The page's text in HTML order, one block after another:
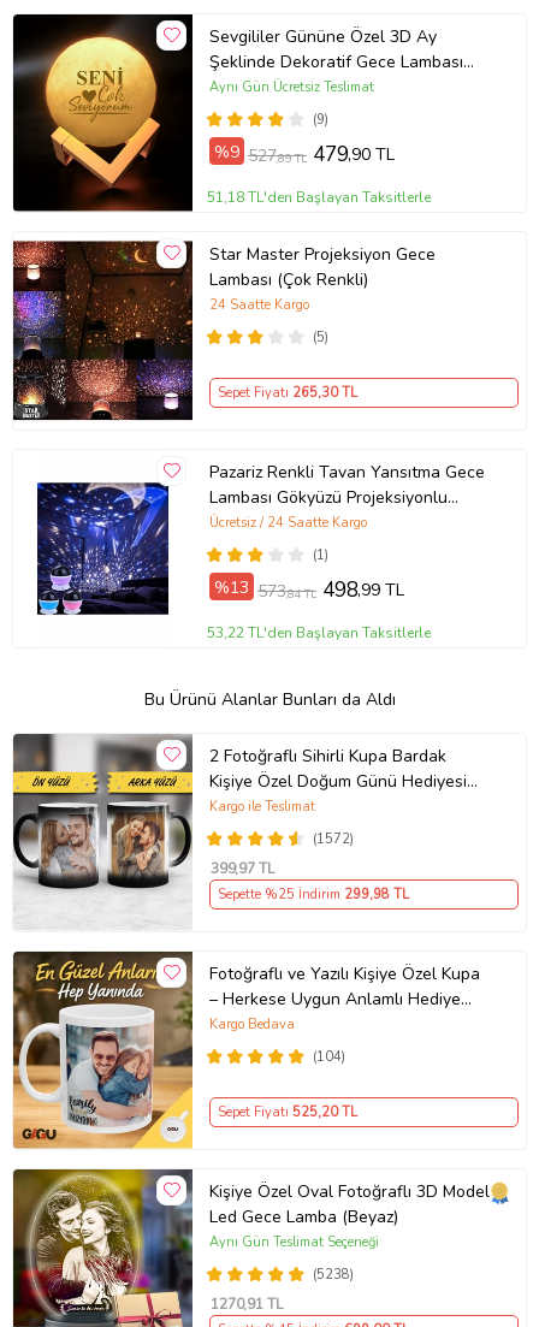
Sevgililer Gününe Özel 3D Ay
Şeklinde Dekoratif Gece Lambası
(Standlı) (Beyaz)
(9)
Aynı Gün Ücretsiz Teslimat
%9 527,89 TL 479,90 TL
51,18 TL'den Başlayan Taksitlerle
Star Master Projeksiyon Gece
Lambası (Çok Renkli)
(5)
24 Saatte Kargo
Sepet Fiyatı 265,30 TL
Pazariz Renkli Tavan Yansıtma Gece
Lambası Gökyüzü Projeksiyonlu
Dönen Küre (Mor)
(1)
Ücretsiz / 24 Saatte Kargo
%13 573,84 TL 498,99 TL
53,22 TL'den Başlayan Taksitlerle
Bu Ürünü Alanlar Bunları da Aldı
2 Fotoğraflı Sihirli Kupa Bardak
Kişiye Özel Doğum Günü Hediyesi
Sevgiliye Hediye Anneye Babaya
Ablaya Abiye Kız Erkek Kardeşe
Arkadaşa Resimli Günü Yıl Dönümü
Hediyesi
(1572)
Kargo ile Teslimat
399,97 TL
Sepette %25 İndirim 299,98 TL
Fotoğraflı ve Yazılı Kişiye Özel Kupa
– Herkese Uygun Anlamlı Hediye
Porselen Baskılı Kupa (Beyaz)
(104)
Kargo Bedava
Sepet Fiyatı 525,20 TL
Kişiye Özel Oval Fotoğraflı 3D Model
Led Gece Lamba (Beyaz)
(5238)
Aynı Gün Teslimat Seçeneği
1270,91 TL